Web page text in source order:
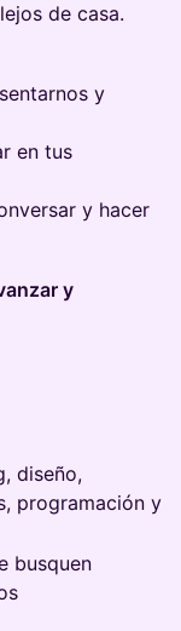
de casa.
y
en tus
y hacer
y
diseño,
programación y
busquen